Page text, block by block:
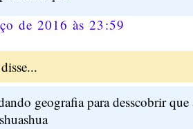
de 2016 às 23:59
disse...
geografia para desscobrir